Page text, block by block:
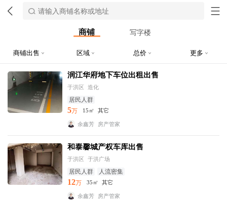
商铺 写字楼
商铺出售 区域 总价 更多
润江华府地下车位出租出售
于洪区 造化
居民人群
5万 15㎡ 其它
余鑫芳 房产管家
和泰馨城产权车库出售
于洪区 于洪广场
居民人群 人流密集
12万 35㎡ 其它
余鑫芳 房产管家